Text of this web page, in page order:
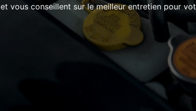
vous conseillent sur le meilleur entretien pour